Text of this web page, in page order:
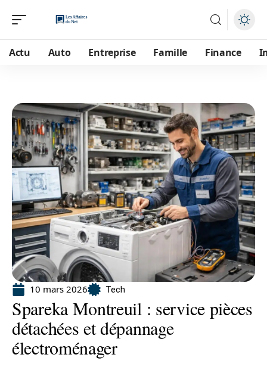
Actu Auto Entreprise Famille Finance
10 mars 2026 Tech
Spareka Montreuil : service pièces
détachées et dépannage
électroménager